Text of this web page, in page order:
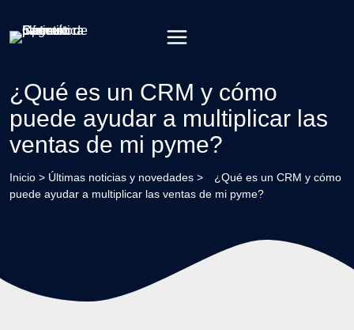
contenido
¿Qué es un CRM y cómo
puede ayudar a multiplicar las
ventas de mi pyme?
Inicio > Últimas noticias y novedades >
¿Qué es un CRM y cómo
puede ayudar a multiplicar las ventas de mi pyme?